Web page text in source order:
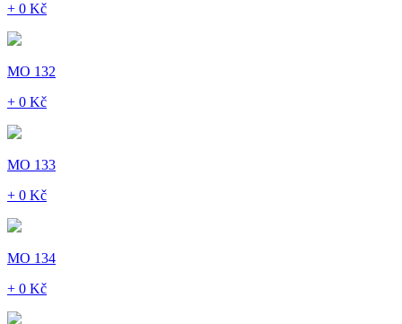
+ 0 Kč
MO 132
+ 0 Kč
MO 133
+ 0 Kč
MO 134
+ 0 Kč